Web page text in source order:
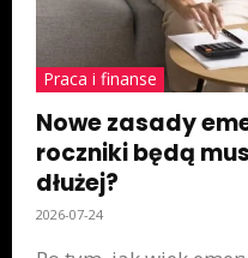
Praca i finanse
Nowe zasady
roczniki będą
dłużej?
2026-07-24